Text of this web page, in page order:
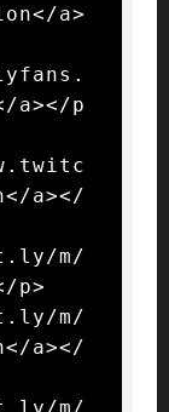
a>
a></p
a></
m/
p>
m/
a></
m/